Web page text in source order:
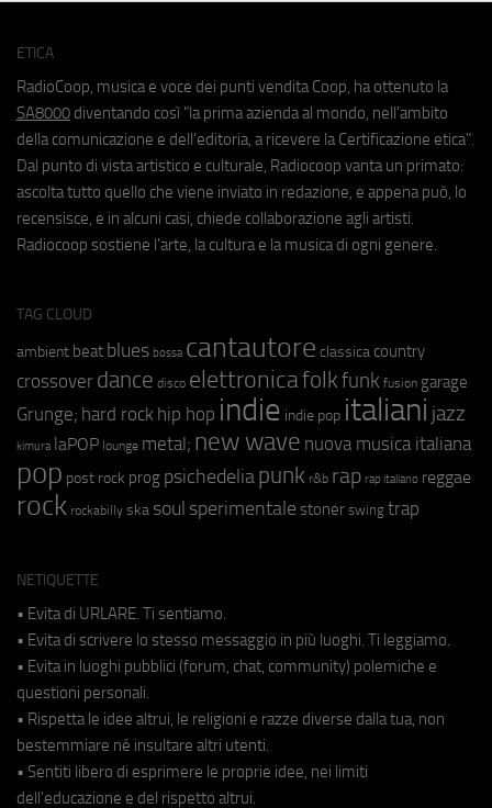
ETICA
RadioCoop, musica e voce dei punti vendita Coop, ha ottenuto la
SA8000 diventando così "la prima azienda al mondo, nell'ambito
della comunicazione e dell'editoria, a ricevere la Certificazione etica".
Dal punto di vista artistico e culturale, Radiocoop vanta un primato:
ascolta tutto quello che viene inviato in redazione, e appena può, lo
recensisce, e in alcuni casi, chiede collaborazione agli artisti.
Radiocoop sostiene l'arte, la cultura e la musica di ogni genere.
TAG CLOUD
ambient beat blues bossa cantautore classica country
crossover dance disco elettronicafolkfunk fusion garage
Grunge; hard rock hip hop indie indie pop italiani jazz
kimura laPOP lounge metal; new wave nuova musica italiana
pop post rock prog psichedeliapunk r&b rap rap italiano reggae
rock rockabilly ska soul sperimentale stoner swing trap
NETIQUETTE
• Evita di URLARE. Ti sentiamo.
• Evita di scrivere lo stesso messaggio in più luoghi. Ti leggiamo.
• Evita in luoghi pubblici (forum, chat, community) polemiche e
questioni personali.
• Rispetta le idee altrui, le religioni e razze diverse dalla tua, non
bestemmiare né insultare altri utenti.
• Sentiti libero di esprimere le proprie idee, nei limiti
dell'educazione e del rispetto altrui.